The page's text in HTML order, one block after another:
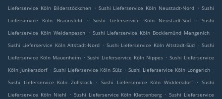
Lieferservice Köln Bilderstöckchen . Sushi Lieferservice Köln Neustadt-Nord . Sushi
Lieferservice Köln Braunsfeld
. Sushi Lieferservice Köln Neustadt-Süd .
Sushi
Lieferservice Köln Weidenpesch . Sushi Lieferservice Köln Bocklemünd Mengenich .
Sushi Lieferservice Köln Altstadt-Nord . Sushi Lieferservice Köln Altstadt-Süd . Sushi
Lieferservice Köln Mauenheim . Sushi Lieferservice Köln Nippes . Sushi Lieferservice
Köln Junkersdorf . Sushi Lieferservice Köln Sülz . Sushi Lieferservice Köln Longerich .
Sushi Lieferservice Köln Zollstock
. Sushi Lieferservice Köln Widdersdorf . Sushi
Lieferservice Köln Niehl
. Sushi Lieferservice Köln Klettenberg . Sushi Lieferservice